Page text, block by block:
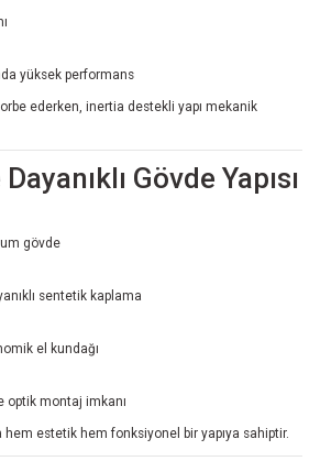
yüksek performans
ederken, inertia destekli yapı mekanik
Gövde Yapısı
gövde
sentetik kaplama
el kundağı
optik montaj imkanı
hem estetik hem fonksiyonel bir yapıya sahiptir.